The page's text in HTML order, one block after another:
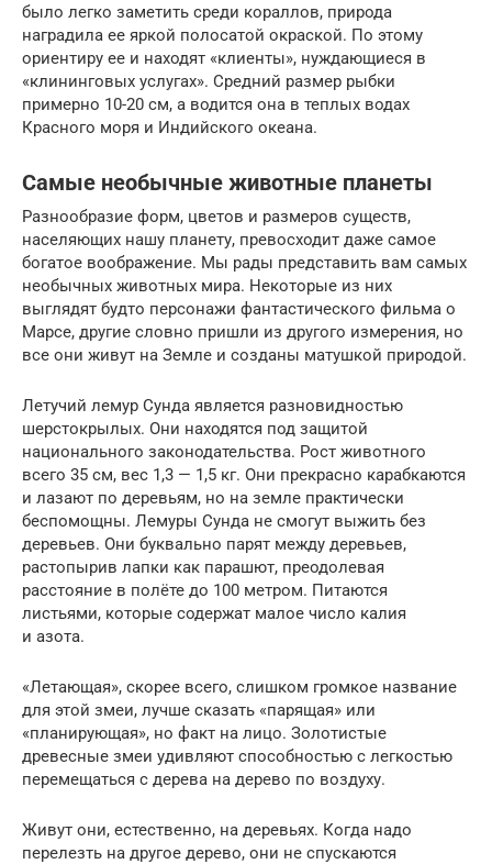
было легко заметить среди кораллов, природа
наградила ее яркой полосатой окраской. По этому
ориентиру ее и находят «клиенты», нуждающиеся в
«клининговых услугах». Средний размер рыбки
примерно 10-20 см, а водится она в теплых водах
Красного моря и Индийского океана.
Самые необычные животные планеты
Разнообразие форм, цветов и размеров существ,
населяющих нашу планету, превосходит даже самое
богатое воображение. Мы рады представить вам самых
необычных животных мира. Некоторые из них
выглядят будто персонажи фантастического фильма о
Марсе, другие словно пришли из другого измерения, но
все они живут на Земле и созданы матушкой природой.
Летучий лемур Сунда является разновидностью
шерстокрылых. Они находятся под защитой
национального законодательства. Рост животного
всего 35 см, вес 1,3 — 1,5 кг. Они прекрасно карабкаются
и лазают по деревьям, но на земле практически
беспомощны. Лемуры Сунда не смогут выжить без
деревьев. Они буквально парят между деревьев,
растопырив лапки как парашют, преодолевая
расстояние в полёте до 100 метром. Питаются
листьями, которые содержат малое число калия
и азота.
«Летающая», скорее всего, слишком громкое название
для этой змеи, лучше сказать «парящая» или
«планирующая», но факт на лицо. Золотистые
древесные змеи удивляют способностью с легкостью
перемещаться с дерева на дерево по воздуху.
Живут они, естественно, на деревьях. Когда надо
перелезть на другое дерево, они не спускаются